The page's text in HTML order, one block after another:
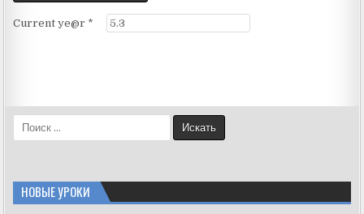
Current ye@r *
e
h
НОВЫЕ УРОКИ